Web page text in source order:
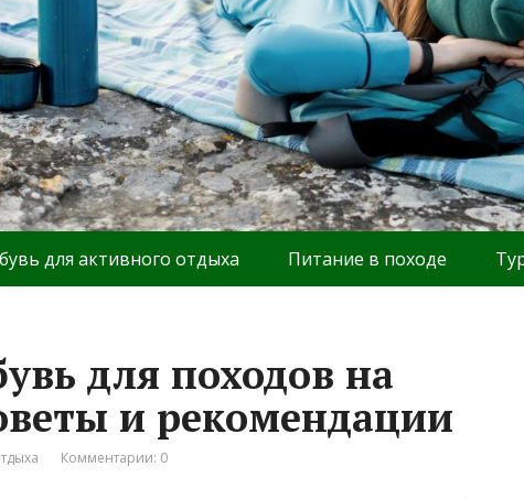
для активного отдыха Питание в походе
для походов на
и рекомендации
Комментарии: 0